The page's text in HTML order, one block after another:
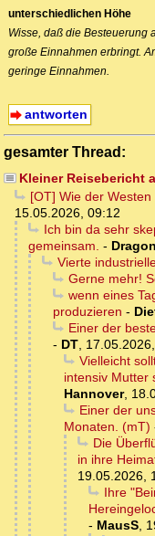
unterschiedlichen Höhe
Wisse, daß die Besteuerung
große Einnahmen erbringt.
geringe Einnahmen.
antworten
gesamter Thread:
Kleiner Reisebericht
[OT] Wie der
15.05.2026, 09:12
Ich bin da sehr
gemeinsam. -
Vierte
Gerne mehr!
wenn eines
produzieren -
Einer der
- DT,
Vielleicht
intensiv Mutter
Hannover,
Einer der
Monaten. (mT)
Die
in ihre
19.05.2026,
Ihre
- MausS,